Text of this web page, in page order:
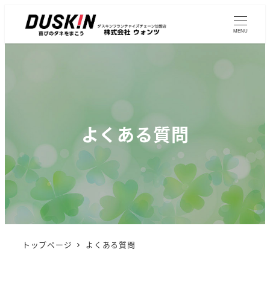
MENU
よくある質問
トップページ よくある質問